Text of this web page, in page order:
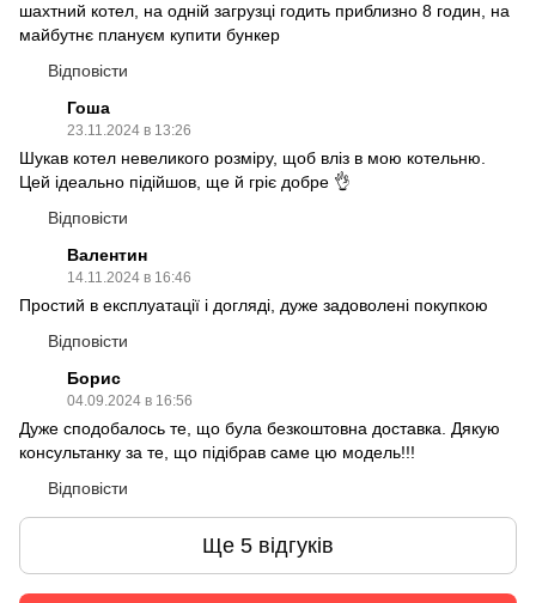
шахтний котел, на одній загрузці годить приблизно 8 годин, на
майбутнє плануєм купити бункер
Відповісти
Гоша
23.11.2024 в 13:26
Шукав котел невеликого розміру, щоб вліз в мою котельню.
Цей ідеально підійшов, ще й гріє добре 👌
Відповісти
Валентин
14.11.2024 в 16:46
Простий в експлуатації і догляді, дуже задоволені покупкою
Відповісти
Борис
04.09.2024 в 16:56
Дуже сподобалось те, що була безкоштовна доставка. Дякую
консультанку за те, що підібрав саме цю модель!!!
Відповісти
Ще 5 відгуків